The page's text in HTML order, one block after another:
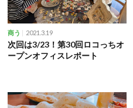
商う 2021.3.19
次回は3/23！第30回ロコっちオ
ープンオフィスレポート